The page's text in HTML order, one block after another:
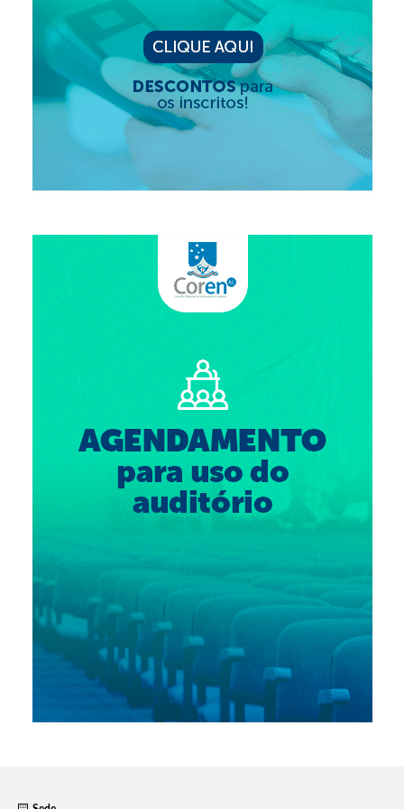
Editais e licitação
Eleições
Fiscalização
Responsabilidade Técnica
Legislações
Decisões
Desagravo Público
Suspensão do Exercício Profissional
Para Você
Procedimento para registro
Clube de Vantagens
Valores dos serviços
Reserva de auditório
Notícias
Ouvidoria
Contatos